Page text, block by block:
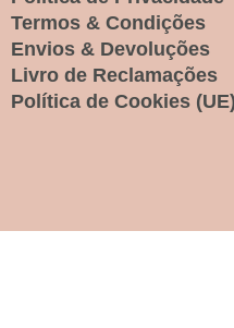
Termos & Condições
Envios & Devoluções
Livro de Reclamações
Política de Cookies (UE)